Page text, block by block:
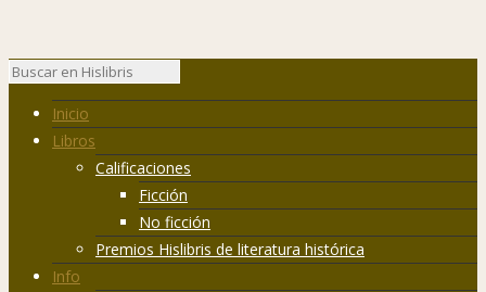
Inicio
Libros
Calificaciones
Ficción
No ficción
Premios Hislibris de literatura histórica
Info